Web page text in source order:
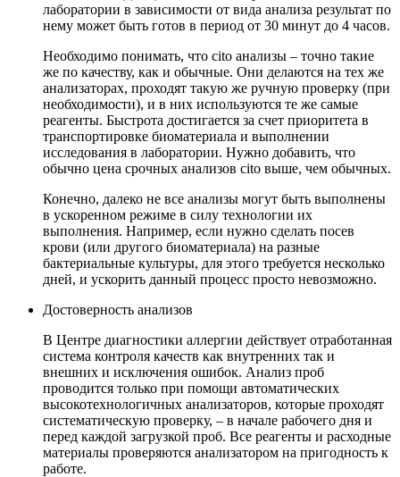
лаборатории в зависимости от вида анализа результат по
нему может быть готов в период от 30 минут до 4 часов.
Необходимо понимать, что cito анализы – точно такие
же по качеству, как и обычные. Они делаются на тех же
анализаторах, проходят такую же ручную проверку (при
необходимости), и в них используются те же самые
реагенты. Быстрота достигается за счет приоритета в
транспортировке биоматериала и выполнении
исследования в лаборатории. Нужно добавить, что
обычно цена срочных анализов cito выше, чем обычных.
Конечно, далеко не все анализы могут быть выполнены
в ускоренном режиме в силу технологии их
выполнения. Например, если нужно сделать посев
крови (или другого биоматериала) на разные
бактериальные культуры, для этого требуется несколько
дней, и ускорить данный процесс просто невозможно.
Достоверность анализов
В Центре диагностики аллергии действует отработанная
система контроля качеств как внутренних так и
внешних и исключения ошибок. Анализ проб
проводится только при помощи автоматических
высокотехнологичных анализаторов, которые проходят
систематическую проверку, – в начале рабочего дня и
перед каждой загрузкой проб. Все реагенты и расходные
материалы проверяются анализатором на пригодность к
работе.